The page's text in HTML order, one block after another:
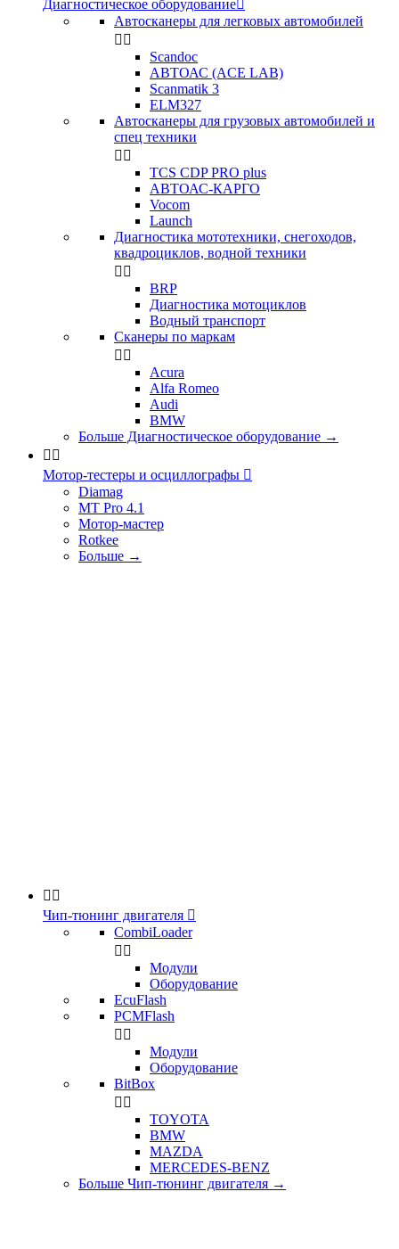
Диагностическое оборудование
Автосканеры для легковых автомобилей
 
Scandoc
АВТОАС (ACE LAB)
Scanmatik 3
ELM327
Автосканеры для грузовых автомобилей и
спец техники
 
TCS CDP PRO plus
АВТОАС-КАРГО
Vocom
Launch
Диагностика мототехники, снегоходов,
квадроциклов, водной техники
 
BRP
Диагностика мотоциклов
Водный транспорт
Сканеры по маркам
 
Acura
Alfa Romeo
Audi
BMW
Больше Диагностическое оборудование →
 
Мотор-тестеры и осциллографы 
Diamag
MT Pro 4.1
Мотор-мастер
Rotkee
Больше →
 
Чип-тюнинг двигателя 
CombiLoader
 
Модули
Оборудование
EcuFlash
PCMFlash
 
Модули
Оборудование
BitBox
 
TOYOTA
BMW
MAZDA
MERCEDES-BENZ
Больше Чип-тюнинг двигателя →